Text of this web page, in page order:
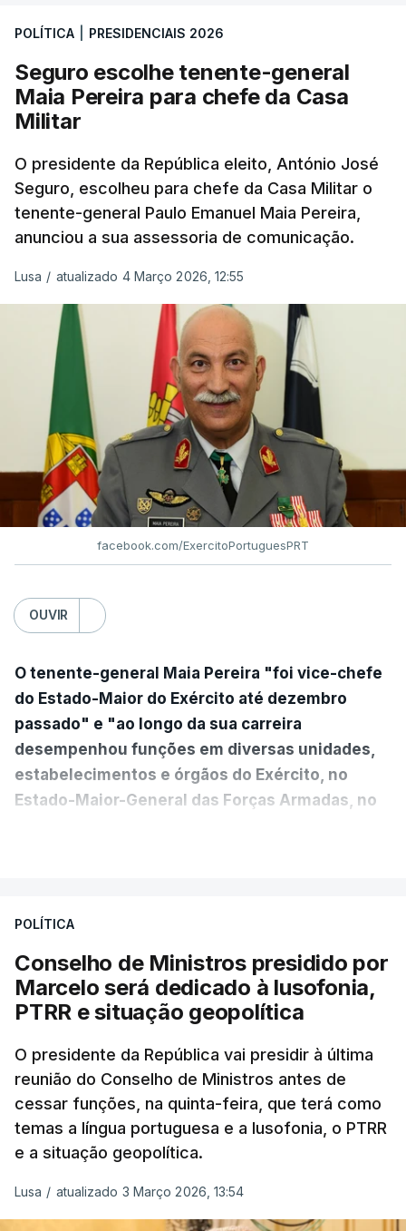
POLÍTICA PRESIDENCIAIS 2026
Seguro escolhe tenente-general
Maia Pereira para chefe da Casa
Militar
O presidente da República eleito, António José
Seguro, escolheu para chefe da Casa Militar o
tenente-general Paulo Emanuel Maia Pereira,
anunciou a sua assessoria de comunicação.
Lusa / atualizado 4 Março 2026, 12:55
facebook.com/ExercitoPortuguesPRT
OUVIR
O tenente-general Maia Pereira "foi vice-chefe
do Estado-Maior do Exército até dezembro
passado" e "ao longo da sua carreira
desempenhou funções em diversas unidades,
estabelecimentos e órgãos do Exército, no
Estado-Maior-General das Forças Armadas, no
Da sua experiência no terreno, é destacada a
Forças Nacionais Destacadas, como
comandante do 2.º Batalhão Mecanizado, da
Reserva Tática do Comandante da Força da
NATO no Kosovo, e, mais recentemente, na
MINUSCA, como 2.º comandante da Força
Militar da ONU para a República Centro-
Africana".
"Foi ainda
chefe do Branch de Apoio às
Operações na Divisão de Operações,
acumulando com presidente dos Grupos NATO
POLÍTICA
Conselho de Ministros presidido por
Marcelo será dedicado à lusofonia,
PTRR e situação geopolítica
O presidente da República vai presidir à última
reunião do Conselho de Ministros antes de
cessar funções, na quinta-feira, que terá como
temas a língua portuguesa e a lusofonia, o PTRR
e a situação geopolítica.
Lusa / atualizado 3 Março 2026, 13:54